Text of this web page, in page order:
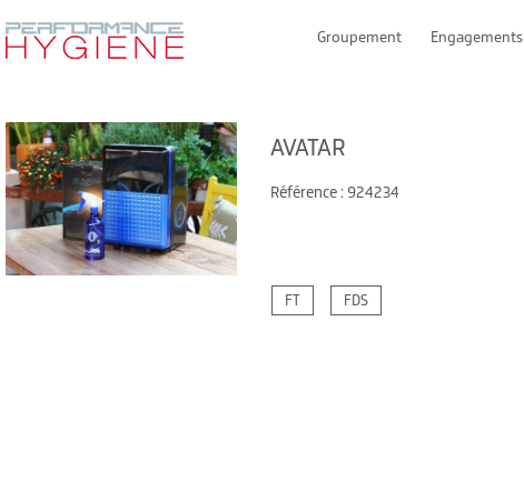
Groupement Engagements
AVATAR
Référence : 924234
FT FDS